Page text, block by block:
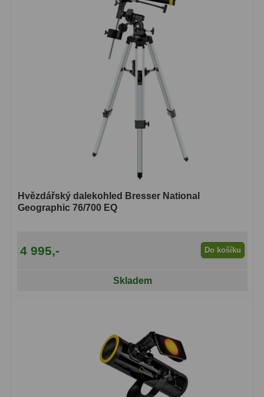
Hvězdářský dalekohled Bresser National
Geographic 76/700 EQ
4 995,- Do košíku
Skladem